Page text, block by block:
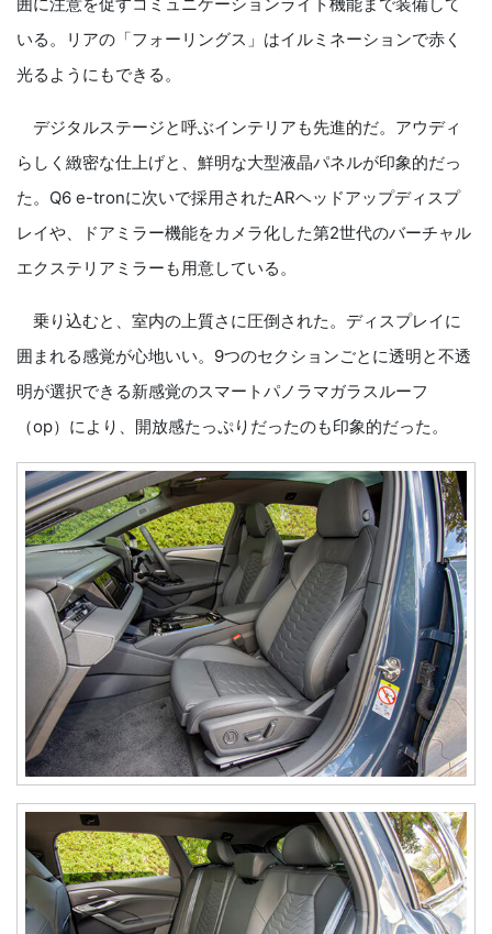
いる。リアの「フォーリングス」はイルミネーションで赤く
光るようにもできる。
デジタルステージと呼ぶインテリアも先進的だ。アウディ
らしく緻密な仕上げと、鮮明な大型液晶パネルが印象的だっ
た。Q6 e-tronに次いで採用されたARヘッドアップディスプ
レイや、ドアミラー機能をカメラ化した第2世代のバーチャル
エクステリアミラーも用意している。
乗り込むと、室内の上質さに圧倒された。ディスプレイに
囲まれる感覚が心地いい。9つのセクションごとに透明と不透
明が選択できる新感覚のスマートパノラマガラスルーフ
（op）により、開放感たっぷりだったのも印象的だった。